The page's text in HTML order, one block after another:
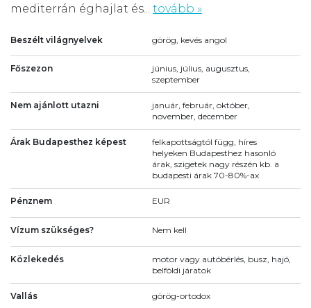
mediterrán éghajlat és... tovább »
Beszélt világnyelvek görög, kevés angol
Főszezon
június, július, augusztus,
szeptember
Nem ajánlott utazni
január, február, október,
november, december
Árak Budapesthez képest
felkapottságtól függ, híres
helyeken Budapesthez hasonló
árak, szigetek nagy részén kb. a
budapesti árak 70-80%-ax
Pénznem EUR
Vízum szükséges? Nem kell
Közlekedés
motor vagy autóbérlés, busz, hajó,
belföldi járatok
Vallás görög-ortodox